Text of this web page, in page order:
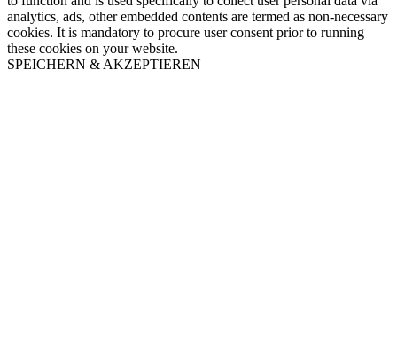
analytics, ads, other embedded contents are termed as non-necessary
cookies. It is mandatory to procure user consent prior to running
these cookies on your website.
SPEICHERN & AKZEPTIEREN